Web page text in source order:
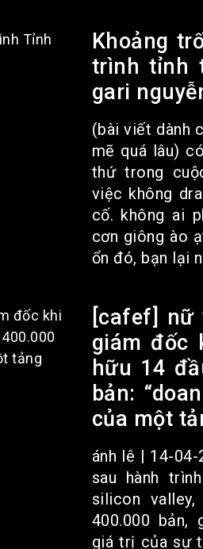
Khoảng
trình tỉnh
gari
(bài viết dành
mẽ quá lâu)
thứ trong
việc không
cố. không ai
cơn giông ào
ổn đó, bạn lại
[cafef]
giám đốc
hữu 14
bản:
của một
ánh lê | 14-
sau hành
silicon
400.000 bản,
giá trị của sự